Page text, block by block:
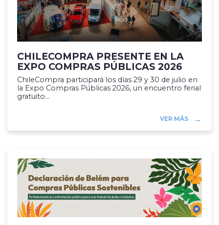
CHILECOMPRA PRESENTE EN LA
EXPO COMPRAS PÚBLICAS 2026
ChileCompra participará los días 29 y 30 de julio en
la Expo Compras Públicas 2026, un encuentro ferial
gratuito...
VER MÁS